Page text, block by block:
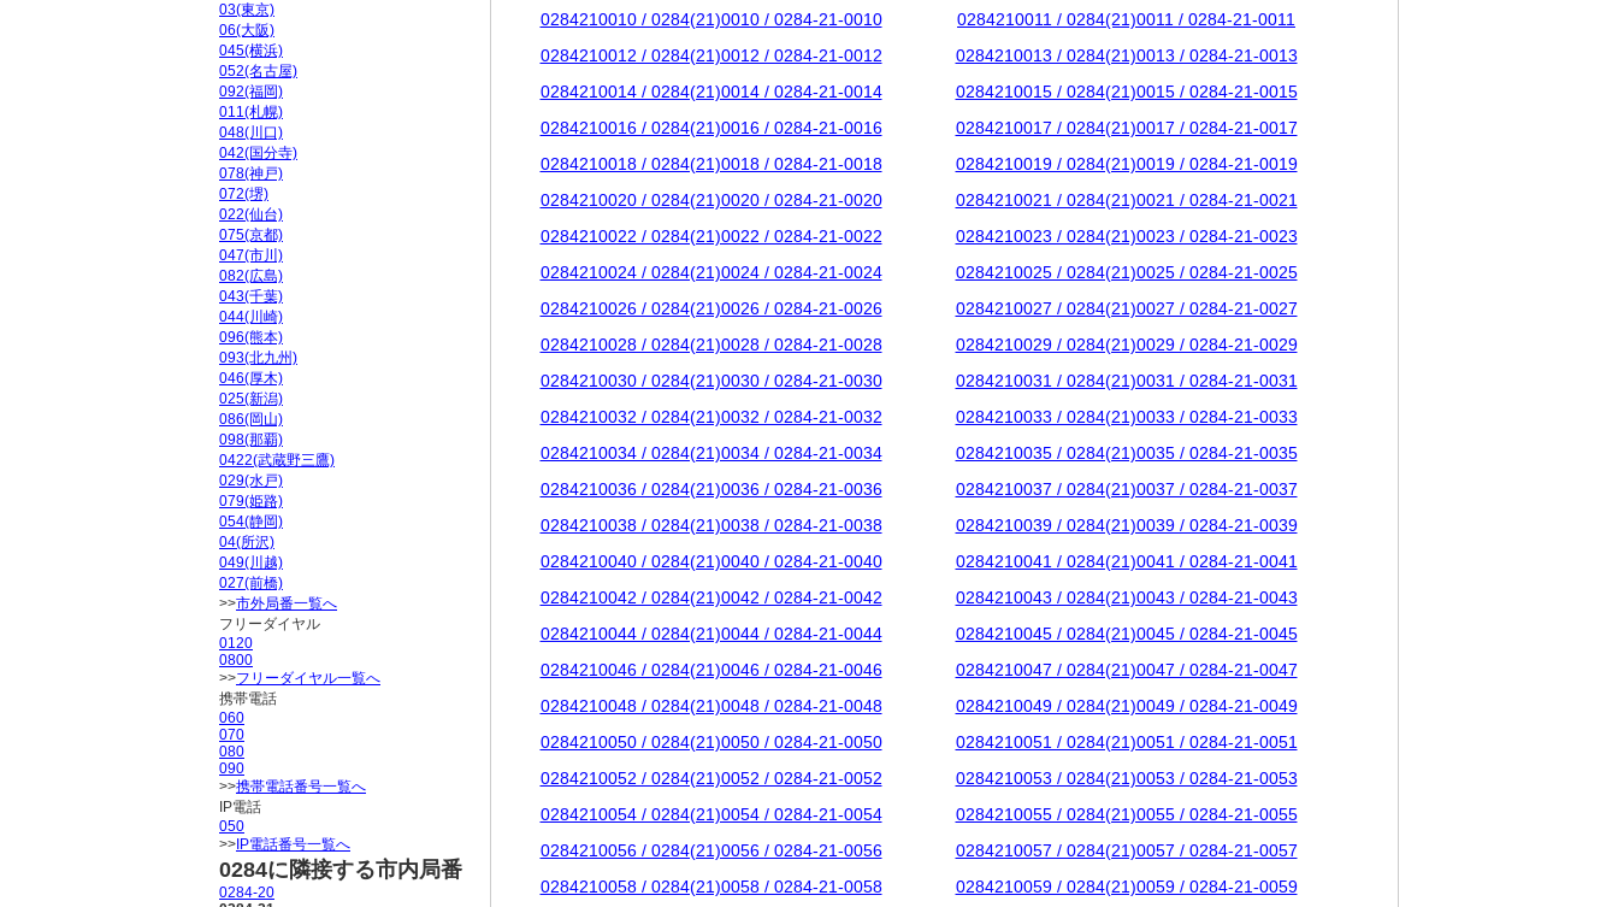
0284210010 / 0284(21)0010 / 0284-21-0010
0284210011 / 0284(21)0011 / 0284-21-0011
0284210012 / 0284(21)0012 / 0284-21-0012
0284210013 / 0284(21)0013 / 0284-21-0013
0284210014 / 0284(21)0014 / 0284-21-0014
0284210015 / 0284(21)0015 / 0284-21-0015
0284210016 / 0284(21)0016 / 0284-21-0016
0284210017 / 0284(21)0017 / 0284-21-0017
0284210018 / 0284(21)0018 / 0284-21-0018
0284210019 / 0284(21)0019 / 0284-21-0019
0284210020 / 0284(21)0020 / 0284-21-0020
0284210021 / 0284(21)0021 / 0284-21-0021
0284210022 / 0284(21)0022 / 0284-21-0022
0284210023 / 0284(21)0023 / 0284-21-0023
0284210024 / 0284(21)0024 / 0284-21-0024
0284210025 / 0284(21)0025 / 0284-21-0025
0284210026 / 0284(21)0026 / 0284-21-0026
0284210027 / 0284(21)0027 / 0284-21-0027
0284210028 / 0284(21)0028 / 0284-21-0028
0284210029 / 0284(21)0029 / 0284-21-0029
0284210030 / 0284(21)0030 / 0284-21-0030
0284210031 / 0284(21)0031 / 0284-21-0031
0284210032 / 0284(21)0032 / 0284-21-0032
0284210033 / 0284(21)0033 / 0284-21-0033
0284210034 / 0284(21)0034 / 0284-21-0034
0284210035 / 0284(21)0035 / 0284-21-0035
0284210036 / 0284(21)0036 / 0284-21-0036
0284210037 / 0284(21)0037 / 0284-21-0037
0284210038 / 0284(21)0038 / 0284-21-0038
0284210039 / 0284(21)0039 / 0284-21-0039
0284210040 / 0284(21)0040 / 0284-21-0040
0284210041 / 0284(21)0041 / 0284-21-0041
0284210042 / 0284(21)0042 / 0284-21-0042
0284210043 / 0284(21)0043 / 0284-21-0043
0284210044 / 0284(21)0044 / 0284-21-0044
0284210045 / 0284(21)0045 / 0284-21-0045
0284210046 / 0284(21)0046 / 0284-21-0046
0284210047 / 0284(21)0047 / 0284-21-0047
0284210048 / 0284(21)0048 / 0284-21-0048
0284210049 / 0284(21)0049 / 0284-21-0049
0284210050 / 0284(21)0050 / 0284-21-0050
0284210051 / 0284(21)0051 / 0284-21-0051
0284210052 / 0284(21)0052 / 0284-21-0052
0284210053 / 0284(21)0053 / 0284-21-0053
0284210054 / 0284(21)0054 / 0284-21-0054
0284210055 / 0284(21)0055 / 0284-21-0055
0284210056 / 0284(21)0056 / 0284-21-0056
0284210057 / 0284(21)0057 / 0284-21-0057
0284210058 / 0284(21)0058 / 0284-21-0058
0284210059 / 0284(21)0059 / 0284-21-0059
03(東京)
06(大阪)
045(横浜)
052(名古屋)
092(福岡)
011(札幌)
048(川口)
042(国分寺)
078(神戸)
072(堺)
022(仙台)
075(京都)
047(市川)
082(広島)
043(千葉)
044(川崎)
096(熊本)
093(北九州)
046(厚木)
025(新潟)
086(岡山)
098(那覇)
0422(武蔵野三鷹)
029(水戸)
079(姫路)
054(静岡)
04(所沢)
049(川越)
027(前橋)
>>市外局番一覧へ
フリーダイヤル
0120
0800
>>フリーダイヤル一覧へ
携帯電話
060
070
080
090
>>携帯電話番号一覧へ
IP電話
050
>> IP電話番号一覧へ
0284に隣接する市内局番
0284-20